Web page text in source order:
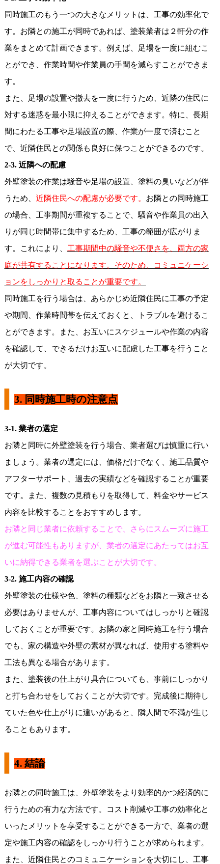
同時施工のもう一つの大きなメリットは、工事の効率化で
す。お隣との施工が同時であれば、塗装業者は２軒分の作
業をまとめて計画できます。例えば、足場を一度に組むこ
とができ、作業時間や作業員の手間を減らすことができま
す。
また、足場の設置や撤去を一度に行うため、近隣の住民に
対する迷惑を最小限に抑えることができます。特に、長期
間にわたる工事や足場設置の際、作業が一度で済むこと
で、近隣住民との関係も良好に保つことができるのです。
2-3. 近隣への配慮
外壁塗装の作業は騒音や足場の設置、塗料の臭いなどが伴
うため、 近隣住民への配慮が必要です。 お隣との同時施工
の場合、工事期間が重複することで、騒音や作業員の出入
りが同じ時間帯に集中するため、工事の範囲が広がりま
す。これにより、 工事期間中の騒音や不便さを、両方の家
庭が共有することになります。そのため、コミュニケーシ
ョンをしっかりと取ることが重要です。
同時施工を行う場合は、あらかじめ近隣住民に工事の予定
や期間、作業時間帯を伝えておくと、トラブルを避けるこ
とができます。また、お互いにスケジュールや作業の内容
を確認して、できるだけお互いに配慮した工事を行うこと
が大切です。
3. 同時施工時の注意点
3-1. 業者の選定
お隣と同時に外壁塗装を行う場合、業者選びは慎重に行い
ましょう。業者の選定には、価格だけでなく、施工品質や
アフターサポート、過去の実績などを確認することが重要
です。また、複数の見積もりを取得して、料金やサービス
内容を比較することをおすすめします。
お隣と同じ業者に依頼することで、さらにスムーズに施工
が進む可能性もありますが、業者の選定にあたってはお互
いに納得できる業者を選ぶことが大切です。
3-2. 施工内容の確認
外壁塗装の仕様や色、塗料の種類などをお隣と一致させる
必要はありませんが、工事内容についてはしっかりと確認
しておくことが重要です。お隣の家と同時施工を行う場合
でも、家の構造や外壁の素材が異なれば、使用する塗料や
工法も異なる場合があります。
また、塗装後の仕上がり具合についても、事前にしっかり
と打ち合わせをしておくことが大切です。完成後に期待し
ていた色や仕上がりに違いがあると、隣人間で不満が生じ
ることもあります。
4.結論
お隣との同時施工は、外壁塗装をより効率的かつ経済的に
行うための有力な方法です。コスト削減や工事の効率化と
いったメリットを享受することができる一方で、業者の選
定や施工内容の確認をしっかり行うことが求められます。
また、近隣住民とのコミュニケーションを大切にし、工事